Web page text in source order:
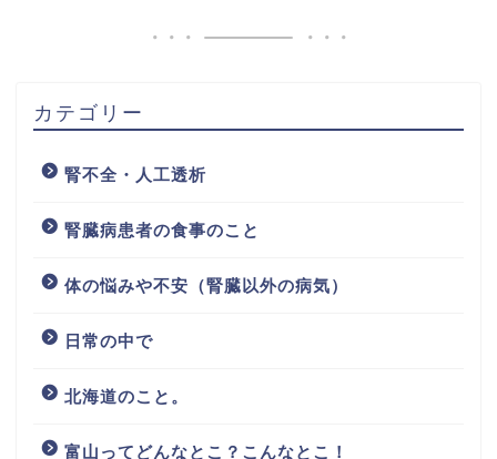
カテゴリー
腎不全・人工透析
腎臓病患者の食事のこと
体の悩みや不安（腎臓以外の病気）
日常の中で
北海道のこと。
富山ってどんなとこ？こんなとこ！